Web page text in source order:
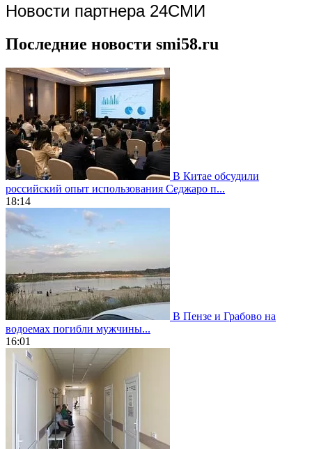
Новости партнера 24СМИ
Последние новости smi58.ru
В Китае обсудили
российский опыт использования Седжаро п...
18:14
В Пензе и Грабово на
водоемах погибли мужчины...
16:01